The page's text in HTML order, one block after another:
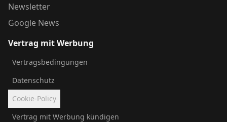
Newsletter
Google News
Vertrag mit Werbung
Vertragsbedingungen
Datenschutz
Cookie-Policy
Vertrag mit Werbung kündigen